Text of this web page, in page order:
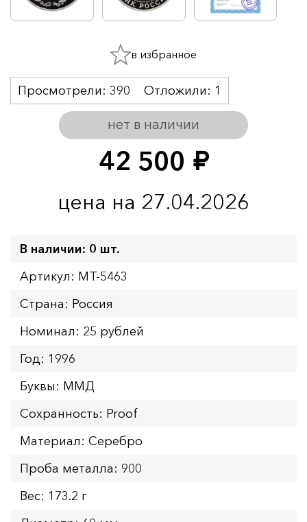
42 500 руб.
цена на 27.04.2026
нет в наличии
Просмотрели: 390 Отложили: 1
в избранное
В наличии: 0 шт.
Артикул: MT-5463
Страна: Россия
Номинал: 25 рублей
Год: 1996
Буквы: ММД
Сохранность: Proof
Материал: Серебро
Проба металла: 900
Вес: 173.2 г